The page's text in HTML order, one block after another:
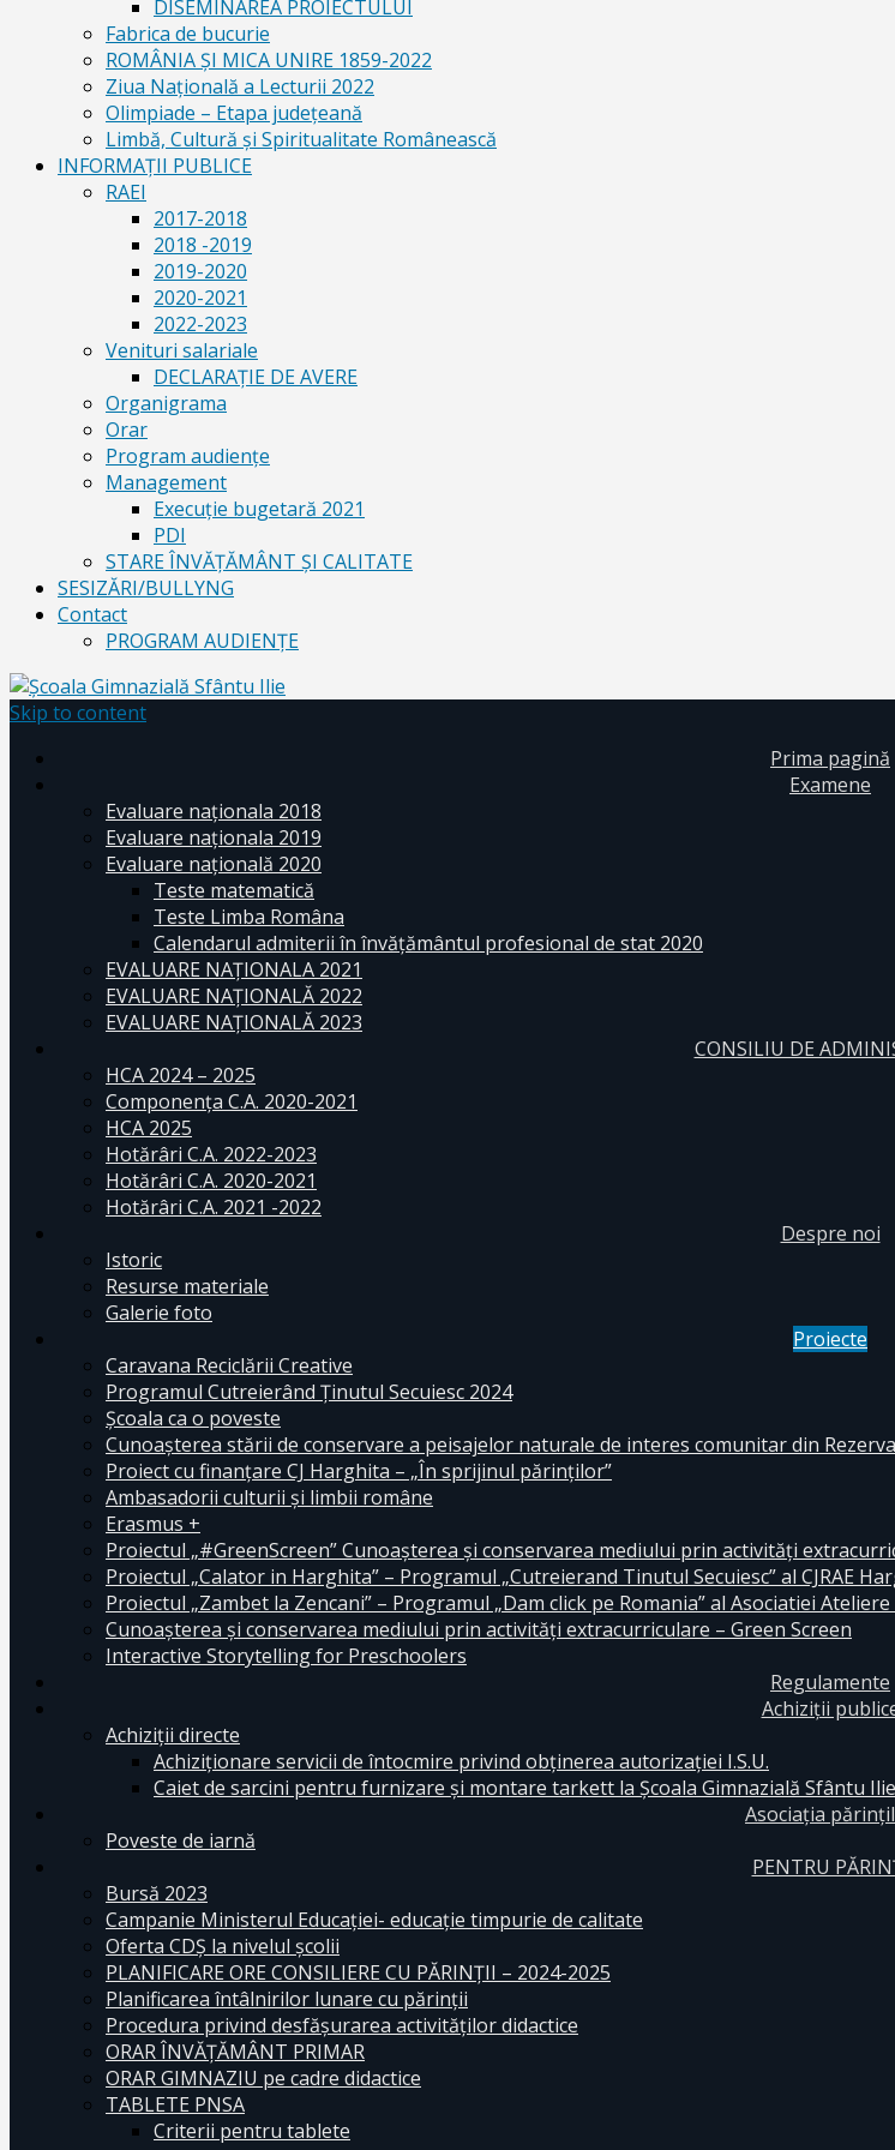
DISEMINAREA PROIECTULUI
Fabrica de bucurie
ROMÂNIA ŞI MICA UNIRE 1859-2022
Ziua Naţională a Lecturii 2022
Olimpiade – Etapa judeţeană
Limbă, Cultură și Spiritualitate Românească
INFORMAŢII PUBLICE
RAEI
2017-2018
2018 -2019
2019-2020
2020-2021
2022-2023
Venituri salariale
DECLARAŢIE DE AVERE
Organigrama
Orar
Program audiențe
Management
Execuţie bugetară 2021
PDI
STARE ÎNVĂȚĂMÂNT ȘI CALITATE
SESIZĂRI/BULLYNG
Contact
PROGRAM AUDIENŢE
Skip to content
Prima pagină
Examene
Evaluare naționala 2018
Evaluare naționala 2019
Evaluare națională 2020
Teste matematică
Teste Limba Româna
Calendarul admiterii în învăţământul profesional de stat 2020
EVALUARE NAȚIONALA 2021
EVALUARE NAŢIONALĂ 2022
EVALUARE NAŢIONALĂ 2023
CONSILIU DE
HCA 2024 – 2025
Componența C.A. 2020-2021
HCA 2025
Hotărâri C.A. 2022-2023
Hotărâri C.A. 2020-2021
Hotărâri C.A. 2021 -2022
Despre noi
Istoric
Resurse materiale
Galerie foto
Proiecte
Caravana Reciclării Creative
Programul Cutreierând Ținutul Secuiesc 2024
Școala ca o poveste
Cunoaşterea stării de conservare a peisajelor naturale de interes comunitar din
Proiect cu finanţare CJ Harghita – „În sprijinul părinţilor”
Ambasadorii culturii și limbii române
Erasmus +
Proiectul „#GreenScreen” Cunoașterea şi conservarea mediului prin activităţi
Proiectul „Calator in Harghita” – Programul „Cutreierand Tinutul Secuiesc” al CJRAE
Proiectul „Zambet la Zencani” – Programul „Dam click pe Romania” al Asociatiei
Cunoașterea și conservarea mediului prin activități extracurriculare – Green Screen
Interactive Storytelling for Preschoolers
Regulamente
Achiziții
Achiziții directe
Achiziționare servicii de întocmire privind obținerea autorizației I.S.U.
Caiet de sarcini pentru furnizare și montare tarkett la Școala Gimnazială Sfântu Ilie
Asociația
Poveste de iarnă
PENTRU
Bursă 2023
Campanie Ministerul Educației- educație timpurie de calitate
Oferta CDŞ la nivelul şcolii
PLANIFICARE ORE CONSILIERE CU PĂRINȚII – 2024-2025
Planificarea întâlnirilor lunare cu părinții
Procedura privind desfășurarea activităților didactice
ORAR ÎNVĂȚĂMÂNT PRIMAR
ORAR GIMNAZIU pe cadre didactice
TABLETE PNSA
Criterii pentru tablete